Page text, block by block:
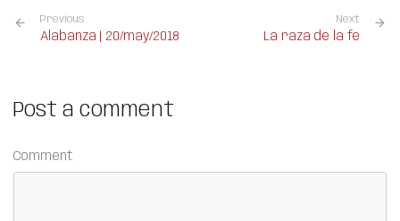
Previous
Alabanza | 20/may/2018
Next
La raza de la fe
Post a comment
Comment